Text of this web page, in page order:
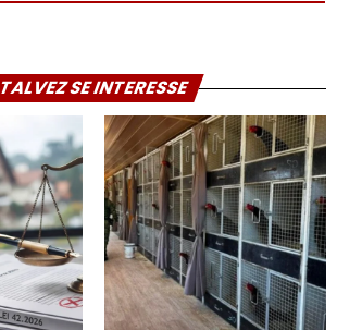
TALVEZ SE INTERESSE